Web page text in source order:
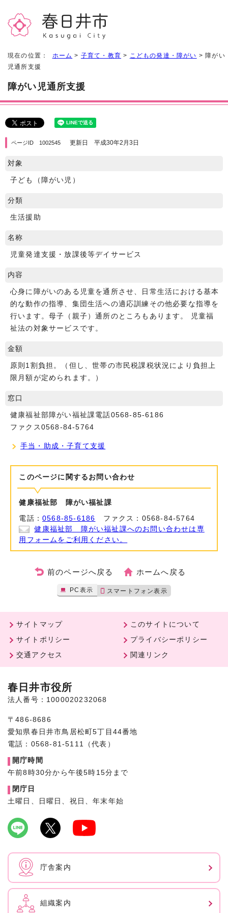
現在の位置： ホーム > 子育て・教育 > こどもの発達・障がい > 障がい
児通所支援
障がい児通所支援
ページID 1002545 更新日 平成30年2月3日
対象
子ども（障がい児）
分類
生活援助
名称
児童発達支援・放課後等デイサービス
内容
心身に障がいのある児童を通所させ、日常生活における基本
的な動作の指導、集団生活への適応訓練その他必要な指導を
行います。母子（親子）通所のところもあります。 児童福
祉法の対象サービスです。
金額
原則1割負担。（但し、世帯の市民税課税状況により負担上
限月額が定められます。）
窓口
健康福祉部障がい福祉課電話0568-85-6186
ファクス0568-84-5764
手当・助成・子育て支援
このページに関する お問い合わせ
健康福祉部 障がい福祉課
電話：0568-85-6186 ファクス：0568-84-5764
健康福祉部 障がい福祉課へのお問い合わせは専
用フォームをご利用ください。
前のページへ戻る ホームへ戻る
PC表示 スマートフォン表示
サイトマップ
このサイトについて
サイトポリシー
プライバシーポリシー
交通アクセス
関連リンク
春日井市役所
法人番号：1000020232068
〒486-8686
愛知県春日井市鳥居松町5丁目44番地
電話：0568-81-5111（代表）
開庁時間
午前8時30分から午後5時15分まで
閉庁日
土曜日、日曜日、祝日、年末年始
庁舎案内
組織案内